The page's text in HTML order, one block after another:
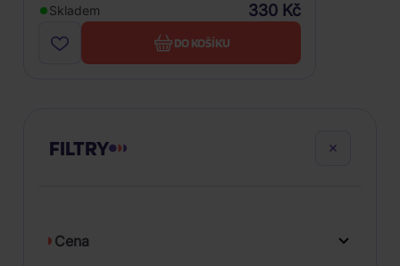
Skladem 330 Kč
DO KOŠÍKU
FILTRY
Cena